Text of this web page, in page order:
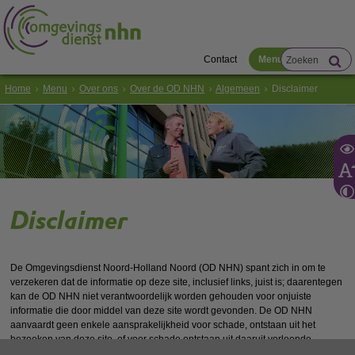
Contact Menu
Home Menu Over ons Over de OD NHN Algemeen Disclaimer
Disclaimer
De Omgevingsdienst Noord-Holland Noord (OD NHN) spant zich in om te
verzekeren dat de informatie op deze site, inclusief links, juist is; daarentegen
kan de OD NHN niet verantwoordelijk worden gehouden voor onjuiste
informatie die door middel van deze site wordt gevonden. De OD NHN
aanvaardt geen enkele aansprakelijkheid voor schade, ontstaan uit het
bezoeken van deze site, of voor schade ontstaan uit daaruit verleende